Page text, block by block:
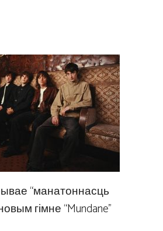
“манатоннасць
гімне “Mundane”